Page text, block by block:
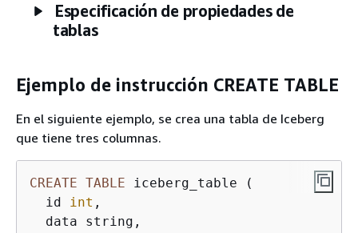
Especificación de propiedades de
tablas
Ejemplo de instrucción CREATE TABLE
En el siguiente ejemplo, se crea una tabla de Iceberg
que tiene tres columnas.
CREATE TABLE iceberg_table (
  id
int ,
  data string,